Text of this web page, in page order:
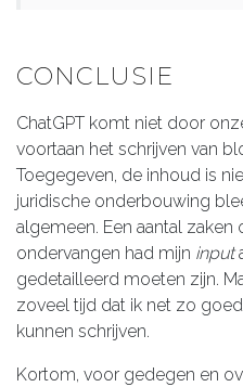
CONCLUSIE
ChatGPT komt niet door
voortaan het schrijven van
Toegegeven, de inhoud is
juridische onderbouwing
algemeen. Een aantal
ondervangen had mijn input
gedetailleerd moeten zijn.
zoveel tijd dat ik net zo
kunnen schrijven.
Kortom, voor gedegen en